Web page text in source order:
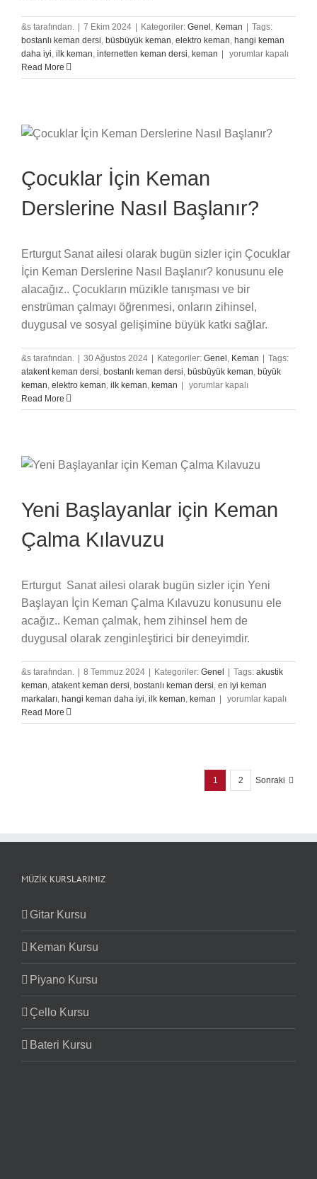
&s tarafından. | 7 Ekim 2024 | Kategoriler: Genel Keman | Tags:
bostanlı keman dersi büsbüyük keman elektro keman hangi keman
daha iyi ilk keman internetten keman dersi keman |
Keman
ve
yorumlar kapalı
Read More
Çocuklar İçin Keman
Derslerine Nasıl Başlanır?
Erturgut Sanat ailesi olarak bugün sizler için Çocuklar
İçin Keman Derslerine Nasıl Başlanır? konusunu ele
alacağız.. Çocukların müzikle tanışması ve bir
enstrüman çalmayı öğrenmesi, onların zihinsel,
duygusal ve sosyal gelişimine büyük katkı sağlar.
&s tarafından. 30 Ağustos 2024 Kategoriler: Genel , Keman
Tags:
atakent keman dersi, bostanlı keman dersi, büsbüyük keman, büyük
keman, elektro keman, ilk keman, keman
Çocuklar
Keman
için
yorumlar kapalı
Read More
Yeni Başlayanlar için Keman
Çalma Kılavuzu
Erturgut Sanat ailesi olarak bugün sizler için Yeni
Başlayan İçin Keman Çalma Kılavuzu konusunu ele
acağız.. Keman çalmak, hem zihinsel hem de
duygusal olarak zenginleştirici bir deneyimdir.
&s tarafından. 8 Temmuz 2024 Kategoriler: Genel Tags: akustik
keman, atakent keman dersi, bostanlı keman dersi, en iyi keman
markaları, hangi keman daha iyi, ilk keman, keman
Yeni
için
yorumlar kapalı
Read More
1 2 Sonraki
MÜZIK KURSLARIMIZ
Gitar Kursu
Keman Kursu
Piyano Kursu
Çello Kursu
Bateri Kursu